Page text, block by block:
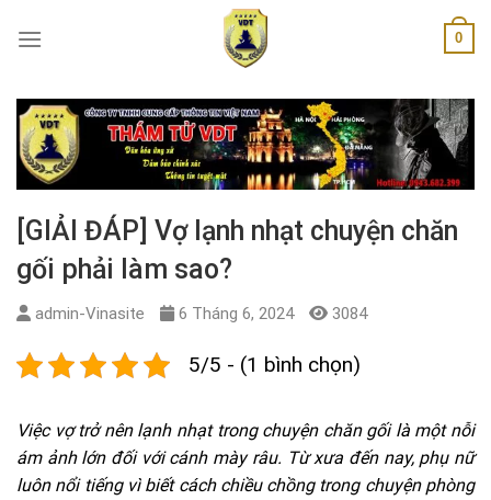
0
[GIẢI ĐÁP] Vợ lạnh nhạt chuyện chăn
gối phải làm sao?
admin-Vinasite 6 Tháng 6, 2024 3084
5/5 - (1 bình chọn)
Việc vợ trở nên lạnh nhạt trong chuyện chăn gối là một nỗi
ám ảnh lớn đối với cánh mày râu. Từ xưa đến nay, phụ nữ
luôn nổi tiếng vì biết cách chiều chồng trong chuyện phòng